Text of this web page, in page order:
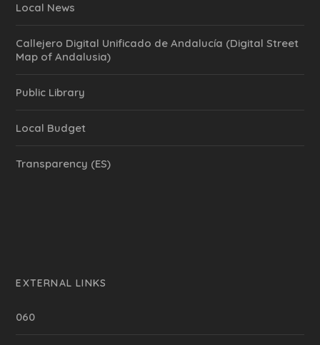
Local News
Callejero Digital Unificado de Andalucía (Digital Street
Map of Andalusia)
Public Library
Local Budget
Transparency (ES)
EXTERNAL LINKS
060